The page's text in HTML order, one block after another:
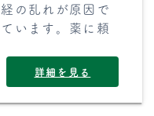
の乱れが原因で
います。薬に頼
詳細を見る